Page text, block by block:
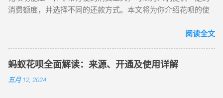
“花呗”和“借呗”，以及京东商城的“京东白条”等，都为用户提供
在线套现服务。近期，支付宝花呗支付的消息备受关注，花呗
操作简便且额度较大，由此掀起一股热潮。 蚂蚁花呗是蚂蚁金
服推出的个人消费信贷产品。申请开通后，用户可获得 50 至...
验。 3. 使用花呗进行消费 在购物时，您可以选择使用花呗进行
为支付方式。 根据您的花呗额度和信用情况，选择分期付款或
其他灵活的还款选项。 确认支付。 这种方式使您可以将购物费
用分摊到不同的期限内进行还款，以减轻一次性支付的负担。
4. 如何将花呗额度提现 在某些情况下，您可能需要将花呗的额
度转换为现金。以下是几种常见的提现方法： 方法一：实体店
消费额度，并选择不同的还款方式。本文将为你介绍花呗的使
使用方法和注意事项！ 一、花呗的使用方法 打开支付宝APP，
身份验证，输入支付密码进行身份验证。 验证通过后，即可获
得一定的消费额度。在淘宝、天猫等支付宝收银台选择花呗支
付即可。 二、花呗的优点 方便快捷：无需携带银行卡，只需打
阅读全文
蚂蚁花呗全面解读：来源、开通及使用详解
五月 12, 2024